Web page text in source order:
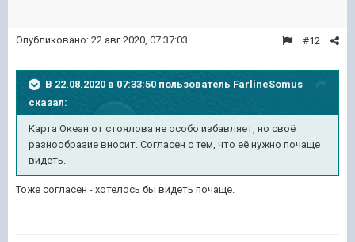
#12
Опубликовано: 22 авг 2020, 07:37:03
В 22.08.2020 в 07:33:50 пользователь FarlineSomus
сказал:
Карта Океан от стоялова не особо избавляет, но своё
разнообразие вносит. Согласен с тем, что её нужно почаще
видеть.
Тоже согласен - хотелось бы видеть почаще.